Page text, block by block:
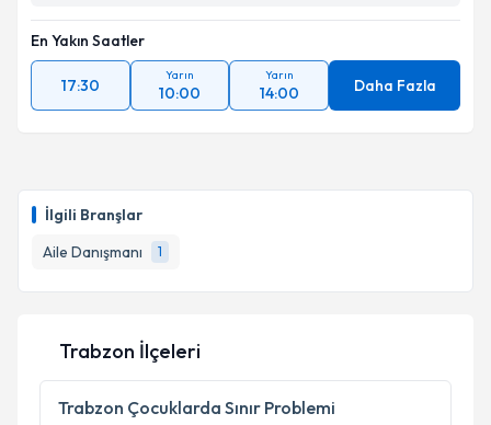
İlgili Branşlar
Aile Danışmanı
1
En Yakın Saatler
17:30
Yarın
10:00
Yarın
14:00 Daha Fazla
Trabzon İlçeleri
Trabzon Çocuklarda Sınır Problemi